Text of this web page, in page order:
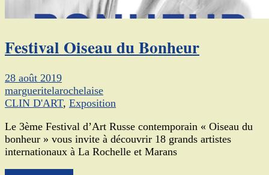
Festival Oiseau du Bonheur
28 août 2019
margueritelarochelaise
CLIN D'ART, Exposition
Le 3ème Festival d’Art Russe contemporain « Oiseau du
bonheur » vous invite à découvrir 18 grands artistes
internationaux à La Rochelle et Marans